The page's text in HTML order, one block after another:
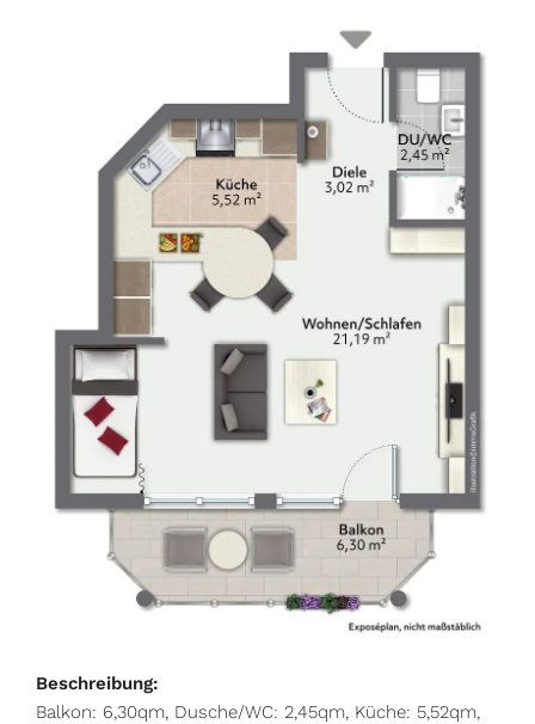
Beschreibung:
Balkon: 6,30qm, Dusche/WC: 2,45qm, Küche: 5,52qm,